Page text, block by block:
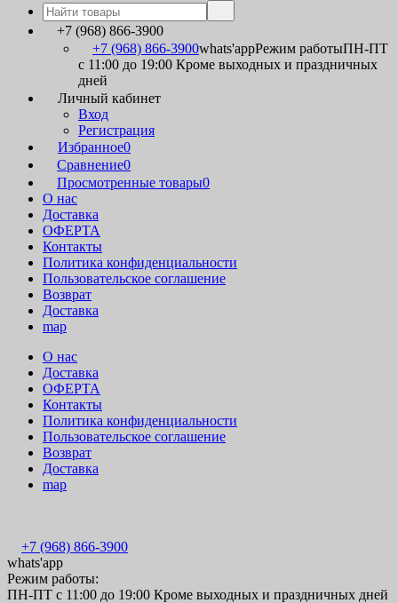
+7 (968) 866-3900
+7 (968) 866-3900whats'appРежим работыПН-ПТ
с 11:00 до 19:00 Кроме выходных и праздничных
дней
Личный кабинет
Вход
Регистрация
Избранное0
Сравнение0
Просмотренные товары0
О нас
Доставка
ОФЕРТА
Контакты
Политика конфиденциальности
Пользовательское соглашение
Возврат
Доставка
map
О нас
Доставка
ОФЕРТА
Контакты
Политика конфиденциальности
Пользовательское соглашение
Возврат
Доставка
map
+7 (968) 866-3900
whats'app
Режим работы:
ПН-ПТ с 11:00 до 19:00 Кроме выходных и праздничных дней